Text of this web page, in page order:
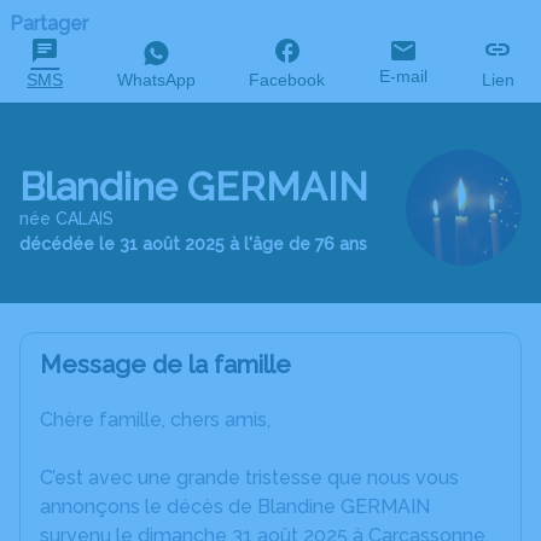
Partager
SMS WhatsApp Facebook E-mail Lien
Blandine GERMAIN
née CALAIS
décédée le 31 août 2025 à l'âge de 76 ans
Message de la famille
Chère famille, chers amis,
C’est avec une grande tristesse que nous vous
annonçons le décès de Blandine GERMAIN
survenu le dimanche 31 août 2025 à Carcassonne.